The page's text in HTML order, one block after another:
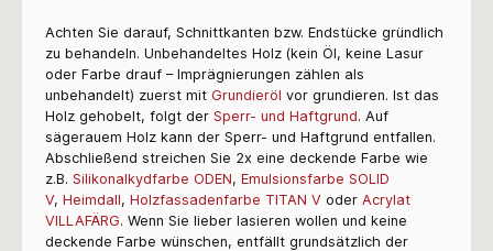
Achten Sie darauf, Schnittkanten bzw. Endstücke gründlich
zu behandeln. Unbehandeltes Holz (kein Öl, keine Lasur
oder Farbe drauf – Imprägnierungen zählen als
unbehandelt) zuerst mit Grundieröl vor grundieren. Ist das
Holz gehobelt, folgt der Sperr- und Haftgrund. Auf
sägerauem Holz kann der Sperr- und Haftgrund entfallen.
Abschließend streichen Sie 2x eine deckende Farbe wie
z.B. Silikonalkydfarbe ODEN, Emulsionsfarbe SOLID
V, Heimdall, Holzfassadenfarbe TITAN V oder Acrylat
VILLAFÄRG. Wenn Sie lieber lasieren wollen und keine
deckende Farbe wünschen, entfällt grundsätzlich der